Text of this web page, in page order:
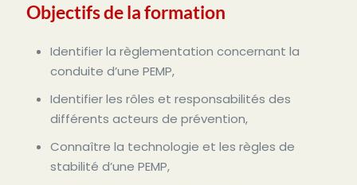
Objectifs de la formation
Identifier la règlementation concernant la
conduite d’une PEMP,
Identifier les rôles et responsabilités des
différents acteurs de prévention,
Connaître la technologie et les règles de
stabilité d’une PEMP,